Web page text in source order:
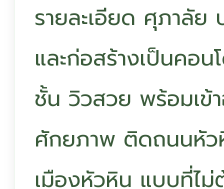
รายละเอียด ศุภาลั
และก่อสร้างเป็นคอ
ชั้น วิวสวย พร้อมเข้
ศักยภาพ ติดถนนหั
เมืองหัวหิน แบบที่ไม่